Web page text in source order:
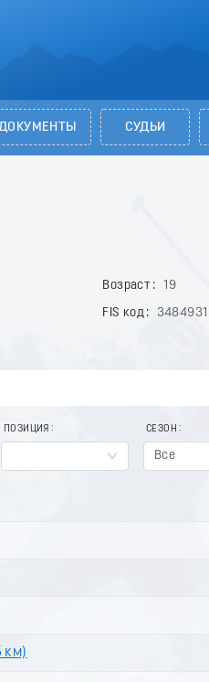
СУДЬИ
Возраст
19
FIS код
3484931
ПОЗИЦИЯ СЕЗОН
Все
км)